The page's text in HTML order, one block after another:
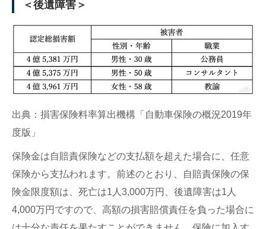
＜後遺障害＞
出典：損害保険料率算出機構「自動車保険の概況2019年
度版」
保険金は自賠責保険などの支払額を超えた場合に、任意
保険から支払われます。前述のとおり、自賠責保険の保
険金限度額は、死亡は1人3,000万円、後遺障害は1人
4,000万円ですので、高額の損害賠償責任を負った場合に